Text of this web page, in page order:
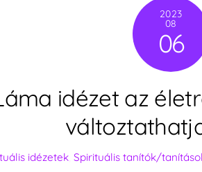
2023
08
06
idézet az
idézetek ,Spirituális tanítók/